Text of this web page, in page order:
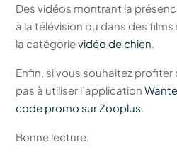
Des vidéos montrant la
à la télévision ou dans des
la catégorievidéo de chien
Enfin, si vous souhaitez
pas à utiliser l’application
code promo sur Zooplus
Bonne lecture.